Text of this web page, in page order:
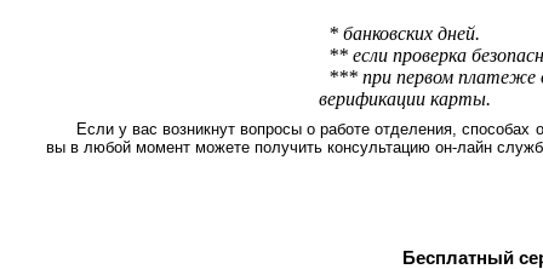
* банковских дней.
** если проверка
*** при первом платеже
верификации карты.
Если у вас возникнут вопросы о работе отделения,
вы в любой момент можете получить консультацию он-лайн
Бесплатный